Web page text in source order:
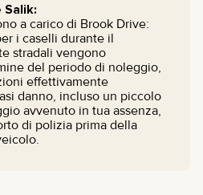
a carico di Brook Drive:
i caselli durante il
stradali vengono
del periodo di noleggio,
effettivamente
danno, incluso un piccolo
avvenuto in tua assenza,
di polizia prima della